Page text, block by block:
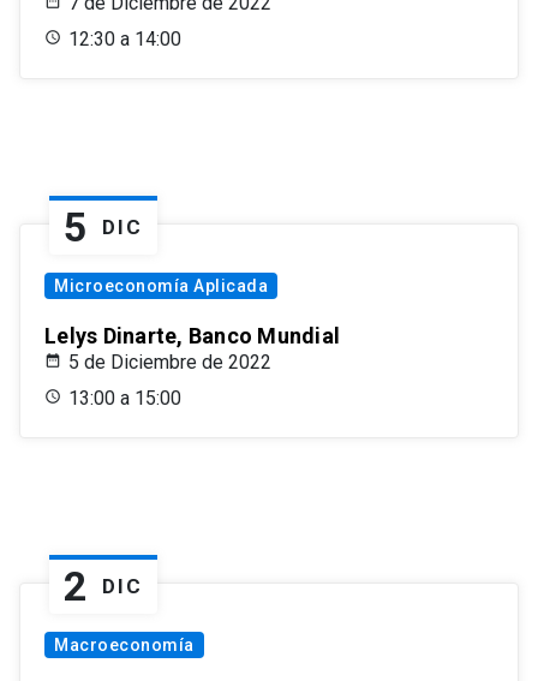
12:30 a 14:00
5 DIC
Microeconomía Aplicada
Lelys Dinarte, Banco Mundial
5 de Diciembre de 2022
13:00 a 15:00
2 DIC
Macroeconomía